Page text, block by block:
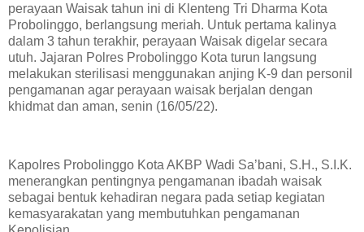
perayaan Waisak tahun ini di Klenteng Tri Dharma Kota
Probolinggo, berlangsung meriah. Untuk pertama kalinya
dalam 3 tahun terakhir, perayaan Waisak digelar secara
utuh. Jajaran Polres Probolinggo Kota turun langsung
melakukan sterilisasi menggunakan anjing K-9 dan personil
pengamanan agar perayaan waisak berjalan dengan
khidmat dan aman, senin (16/05/22).
Kapolres Probolinggo Kota AKBP Wadi Sa’bani, S.H., S.I.K.
menerangkan pentingnya pengamanan ibadah waisak
sebagai bentuk kehadiran negara pada setiap kegiatan
kemasyarakatan yang membutuhkan pengamanan